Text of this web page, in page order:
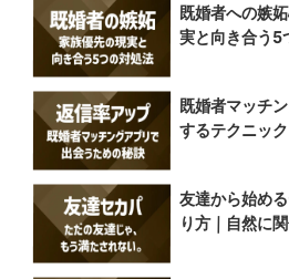
既婚者への嫉
実と向き合う5
既婚者マッチ
するテクニッ
友達から始め
り方｜自然に